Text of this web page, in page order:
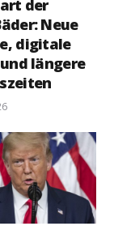
der
Neue
digitale
längere